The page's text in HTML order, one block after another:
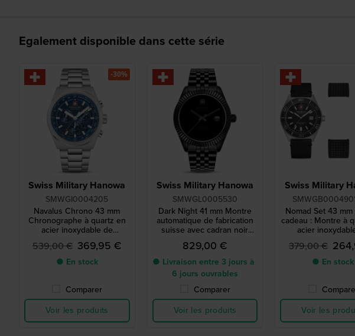
Egalement disponible dans cette série
Swiss Military Hanowa
SMWGI0004205
Navalus Chrono 43 mm
Chronographe à quartz en
acier inoxydable de
fabrication suisse
539,00 € 369,95 €
● En stock
Comparer
Voir les produits
-30%
Swiss Military Hanowa
SMWGL0005530
Dark Night 41 mm Montre
automatique de fabrication
suisse avec cadran noir
musou
829,00 €
● Livraison entre 3 jours à
6 jours ouvrables
Comparer
Voir les produits
Swiss Military
Nomad Set 43
cadeau : Montre à
acier
fabrication suisse
bracelets
379,00 €
● En stock
Voir les